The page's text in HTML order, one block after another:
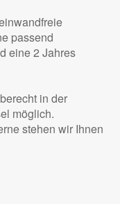
passend
eine 2 Jahres
in der
möglich.
stehen wir Ihnen